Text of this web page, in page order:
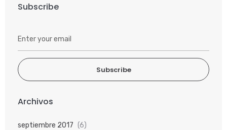
Subscribe
Subscribe
Archivos
septiembre 2017 (6)